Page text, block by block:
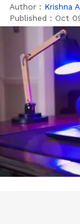
Author : Krishna
Published : Oct